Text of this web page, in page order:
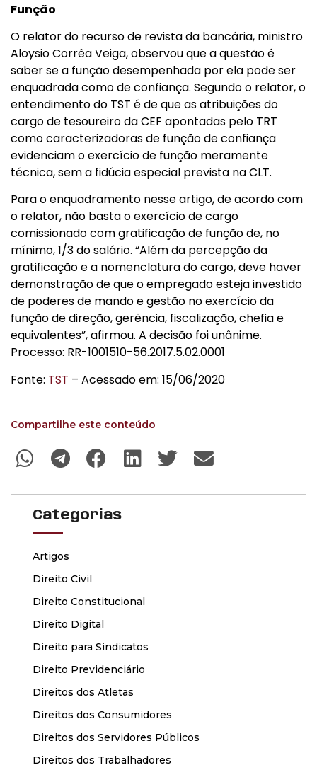
Função
O relator do recurso de revista da bancária, ministro
Aloysio Corrêa Veiga, observou que a questão é
saber se a função desempenhada por ela pode ser
enquadrada como de confiança. Segundo o relator, o
entendimento do TST é de que as atribuições do
cargo de tesoureiro da CEF apontadas pelo TRT
como caracterizadoras de função de confiança
evidenciam o exercício de função meramente
técnica, sem a fidúcia especial prevista na CLT.
Para o enquadramento nesse artigo, de acordo com
o relator, não basta o exercício de cargo
comissionado com gratificação de função de, no
mínimo, 1/3 do salário. “Além da percepção da
gratificação e a nomenclatura do cargo, deve haver
demonstração de que o empregado esteja investido
de poderes de mando e gestão no exercício da
função de direção, gerência, fiscalização, chefia e
equivalentes”, afirmou. A decisão foi unânime.
Processo: RR-1001510-56.2017.5.02.0001
Fonte: TST – Acessado em: 15/06/2020
Compartilhe este conteúdo
Categorias
Artigos
Direito Civil
Direito Constitucional
Direito Digital
Direito para Sindicatos
Direito Previdenciário
Direitos dos Atletas
Direitos dos Consumidores
Direitos dos Servidores Públicos
Direitos dos Trabalhadores